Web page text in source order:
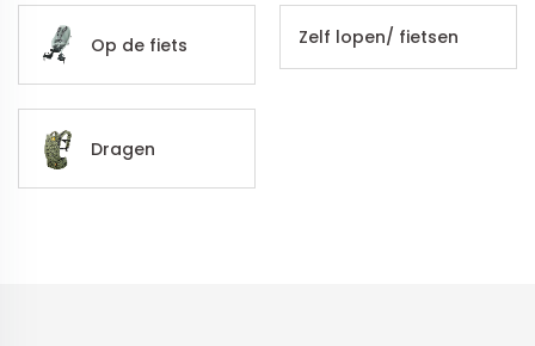
Op de fiets Zelf lopen/ fietsen
Dragen